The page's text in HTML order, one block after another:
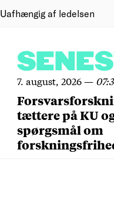
Uafhængig af ledelsen
7. august, 2026—
tættere på KU
spørgsmål om